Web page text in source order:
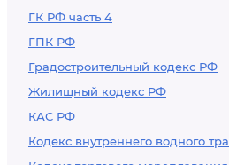
ГК РФ часть 4
ГПК РФ
Градостроительный кодекс РФ
Жилищный кодекс РФ
КАС РФ
Кодекс внутреннего водного